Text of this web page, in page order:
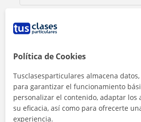
Al hacer clic, aceptas nuestro aviso legal
Política de Cookies
Tusclasesparticulares almacena
para garantizar el funcionamiento
personalizar el contenido, adaptar los
su eficacia, así como para ofrecerte
experiencia.